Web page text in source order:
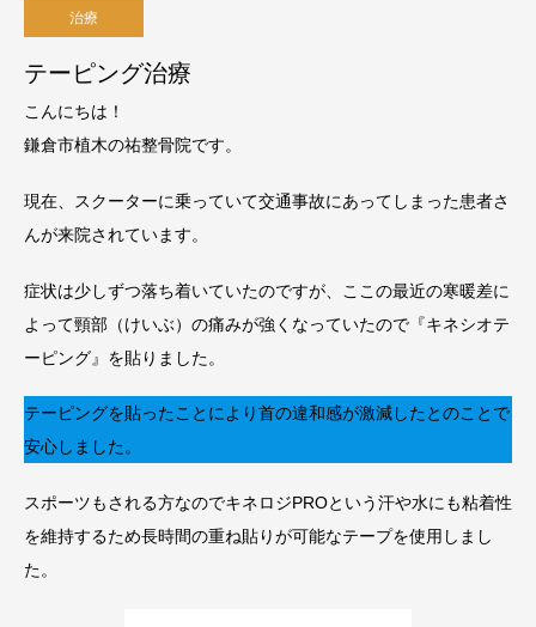
治療
テーピング治療
こんにちは！
鎌倉市植木の祐整骨院です。
現在、スクーターに乗っていて交通事故にあってしまった患者さ
んが来院されています。
症状は少しずつ落ち着いていたのですが、ここの最近の寒暖差に
よって頸部（けいぶ）の痛みが強くなっていたので『キネシオテ
ーピング』を貼りました。
テーピングを貼ったことにより首の違和感が激減したとのことで
安心しました。
スポーツもされる方なのでキネロジPROという汗や水にも粘着性
を維持するため長時間の重ね貼りが可能なテープを使用しまし
た。